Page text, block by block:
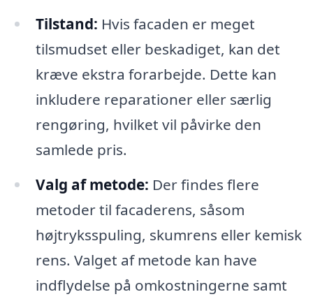
Tilstand: Hvis facaden er meget
tilsmudset eller beskadiget, kan det
kræve ekstra forarbejde. Dette kan
inkludere reparationer eller særlig
rengøring, hvilket vil påvirke den
samlede pris.
Valg af metode: Der findes flere
metoder til facaderens, såsom
højtryksspuling, skumrens eller kemisk
rens. Valget af metode kan have
indflydelse på omkostningerne samt